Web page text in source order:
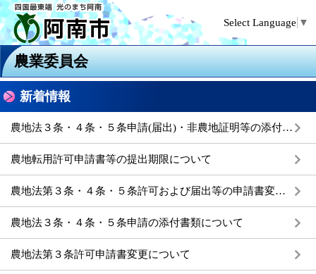
Select Language ▼
農業委員会
新着情報
農地法３条・４条・５条申請(届出)・非農地証明等の添付書類について
農地転用許可申請書等の提出期限について
農地法第３条・４条・５条許可および届出等の申請書変更について
農地法３条・４条・５条申請の添付書類について
農地法第３条許可申請書変更について